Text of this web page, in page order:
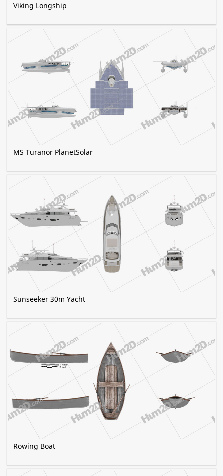
Viking Longship
MS Turanor PlanetSolar
Sunseeker 30m Yacht
Rowing Boat